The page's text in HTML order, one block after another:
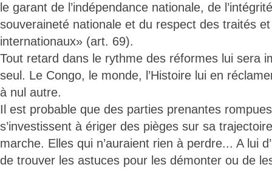
le garant de l’indépendance nationale, de
souveraineté nationale et du respect des traités
internationaux» (art. 69).
Tout retard dans le rythme des réformes lui sera
seul. Le Congo, le monde, l’Histoire lui en
à nul autre.
Il est probable que des parties prenantes
s’investissent à ériger des pièges sur sa
marche. Elles qui n’auraient rien à perdre... A lui
de trouver les astuces pour les démonter ou de